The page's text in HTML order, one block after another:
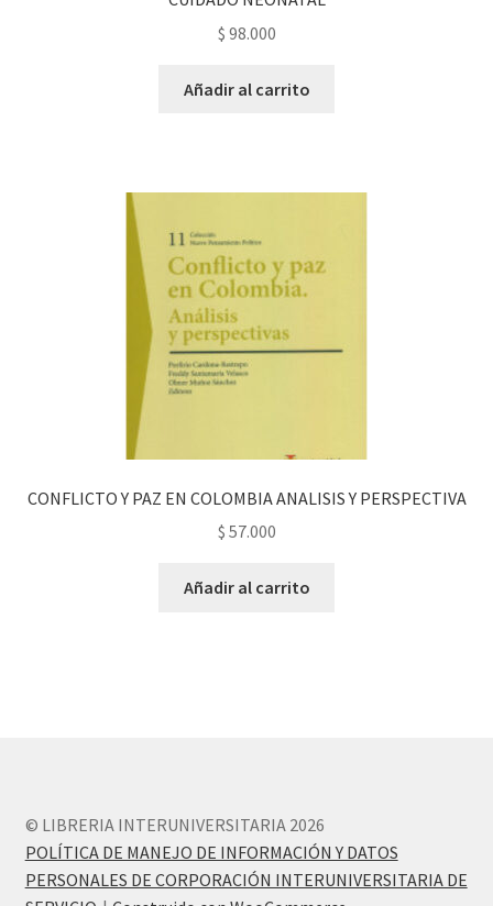
$ 98.000
Añadir al carrito
CONFLICTO Y PAZ EN COLOMBIA ANALISIS Y PERSPECTIVA
$ 57.000
Añadir al carrito
© LIBRERIA INTERUNIVERSITARIA 2026
POLÍTICA DE MANEJO DE INFORMACIÓN Y DATOS
PERSONALES DE CORPORACIÓN INTERUNIVERSITARIA DE